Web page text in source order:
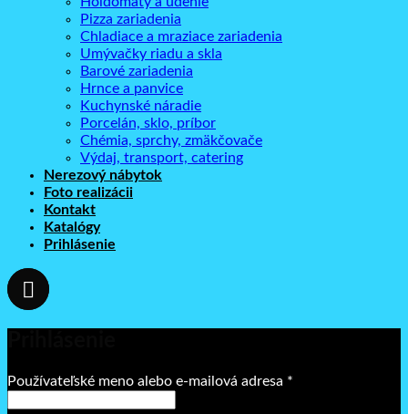
Pizza zariadenia
Chladiace a mraziace zariadenia
Umývačky riadu a skla
Barové zariadenia
Hrnce a panvice
Kuchynské náradie
Porcelán, sklo, príbor
Chémia, sprchy, zmäkčovače
Výdaj, transport, catering
Nerezový nábytok
Foto realizácii
Kontakt
Katalógy
Prihlásenie
Používateľské meno alebo e-mailová adresa *